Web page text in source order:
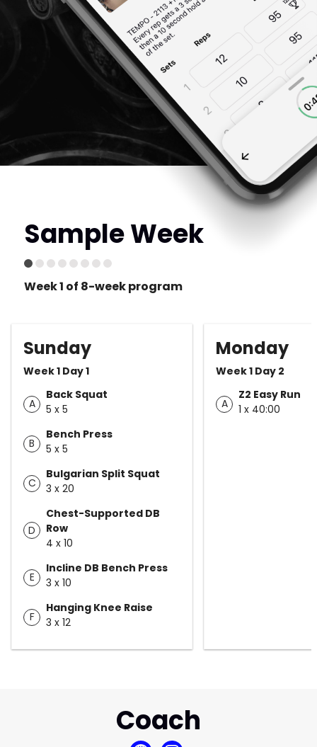
Sample Week
Week 1 of 8-week program
Sunday
Week 1 Day 1
A
Back Squat
5 x 5
B
Bench Press
5 x 5
C
Bulgarian Split Squat
3 x 20
D
Chest-Supported DB
Row
4 x 10
E
Incline DB Bench Press
3 x 10
F
Hanging Knee Raise
3 x 12
Monday
Week 1 Day 2
A
Z2 Easy Run
1 x 40:00
Coach